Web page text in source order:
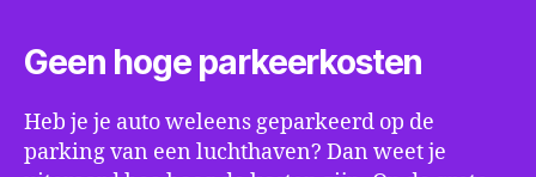
Geen hoge parkeerkosten
Heb je je auto weleens geparkeerd op de
parking van een luchthaven? Dan weet je